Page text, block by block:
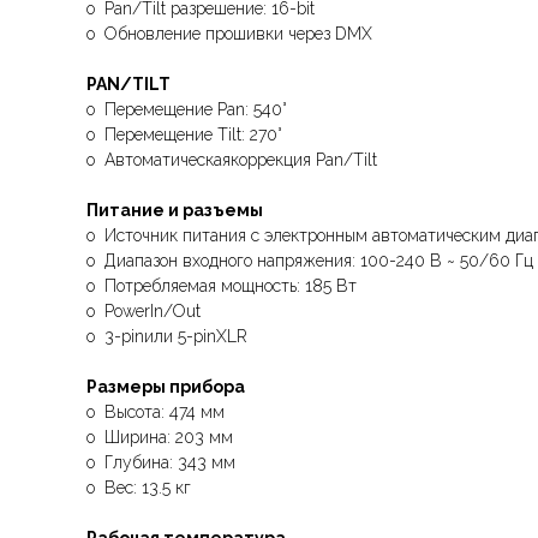
o Pan/Tilt разрешение: 16-bit
o Обновление прошивки через DMX
PAN/TILT
o Перемещение Pan: 540°
o Перемещение Tilt: 270°
o Автоматическаякоррекция Pan/Tilt
Питание и разъемы
o Источник питания с электронным автоматическим
o Диапазон входного напряжения: 100-240 В ~ 50/60 Гц
o Потребляемая мощность: 185 Вт
o PowerIn/Out
o 3-pinили 5-pinXLR
Размеры прибора
o Высота: 474 мм
o Ширина: 203 мм
o Глубина: 343 мм
o Вес: 13.5 кг